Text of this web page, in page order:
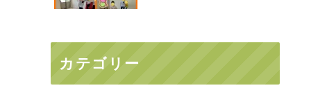
カテゴリー